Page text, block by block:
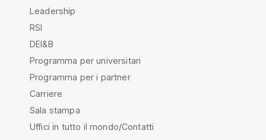
Leadership
RSI
DEI&B
Programma per universitari
Programma per i partner
Carriere
Sala stampa
Uffici in tutto il mondo/Contatti